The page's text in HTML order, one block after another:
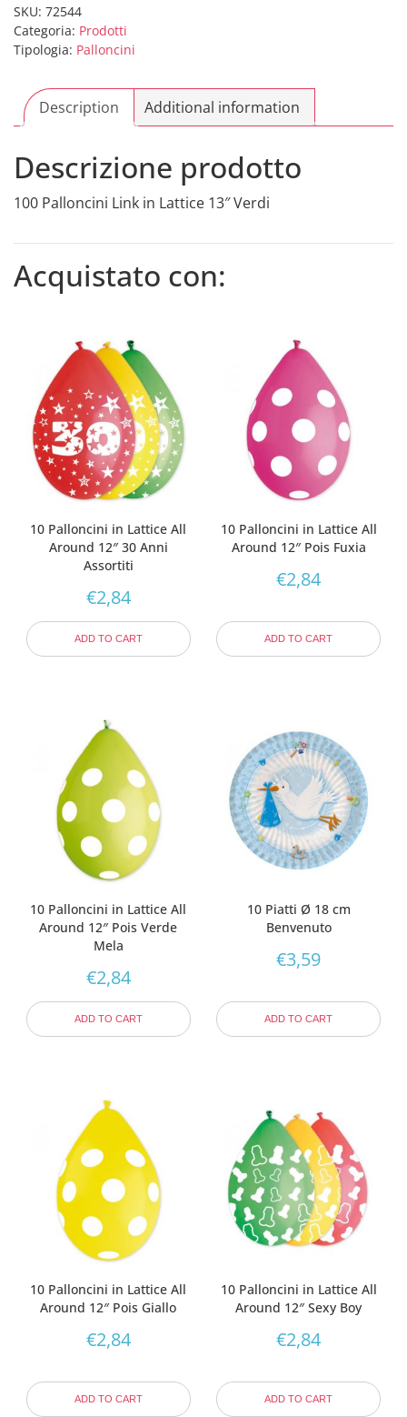
Lattice
13"
Verdi
SKU: 72544
Categoria: Prodotti
Tipologia: Palloncini
Description Additional information
Descrizione prodotto
100 Palloncini Link in Lattice 13″ Verdi
Acquistato con:
10 Palloncini in Lattice All
Around 12″ 30 Anni
Assortiti
€2,84
ADD TO CART
10 Palloncini in Lattice All
Around 12″ Pois Fuxia
€2,84
ADD TO CART
10 Palloncini in Lattice All
Around 12″ Pois Verde
Mela
€2,84
ADD TO CART
10 Piatti Ø 18 cm
Benvenuto
€3,59
ADD TO CART
10 Palloncini in Lattice All
Around 12″ Pois Giallo
€2,84
ADD TO CART
10 Palloncini in Lattice All
Around 12″ Sexy Boy
€2,84
ADD TO CART